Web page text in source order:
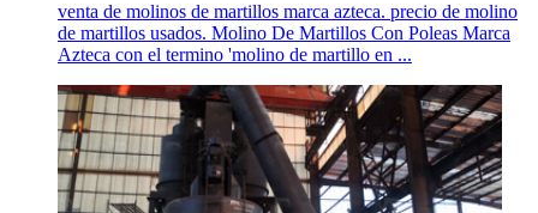
venta de molinos de martillos marca azteca. precio de molino
de martillos usados. Molino De Martillos Con Poleas Marca
Azteca con el termino 'molino de martillo en ...